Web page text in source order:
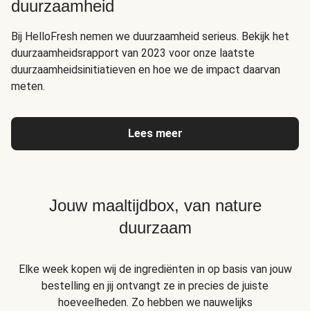
duurzaamheid
Bij HelloFresh nemen we duurzaamheid serieus. Bekijk het
duurzaamheidsrapport van 2023 voor onze laatste
duurzaamheidsinitiatieven en hoe we de impact daarvan
meten.
Lees meer
Jouw maaltijdbox, van nature
duurzaam
Elke week kopen wij de ingrediënten in op basis van jouw
bestelling en jij ontvangt ze in precies de juiste
hoeveelheden. Zo hebben we nauwelijks